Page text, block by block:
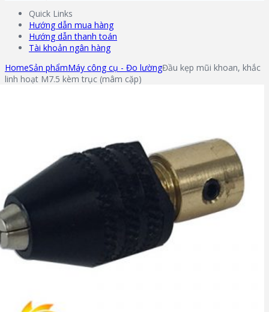
Quick Links
Hướng dẫn mua hàng
Hướng dẫn thanh toán
Tài khoản ngân hàng
HomeSản phẩmMáy công cụ - Đo lườngĐầu kẹp mũi khoan, khắc
linh hoạt M7.5 kèm trục (mâm cặp)